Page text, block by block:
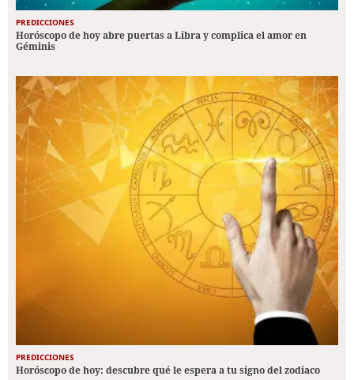
PREDICCIONES
Horóscopo de hoy abre puertas a Libra y complica el amor en
Géminis
PREDICCIONES
Horóscopo de hoy: descubre qué le espera a tu signo del zodiaco